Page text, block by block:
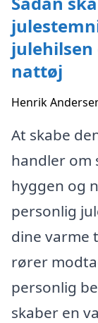
nattøj
Henrik
At skabe
handler om
hyggen og
personlig
dine varme
rører
personlig
skaber en